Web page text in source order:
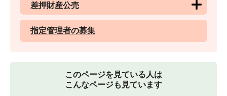
差押財産公売
指定管理者の募集
このページを見ている人は
こんなページも見ています